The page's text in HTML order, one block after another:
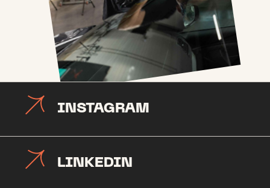
INSTAGRAM
LINKEDIN